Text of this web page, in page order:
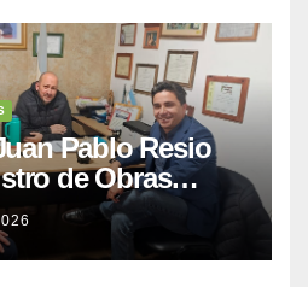
Pablo Resio
de Obras
de
la ruta a